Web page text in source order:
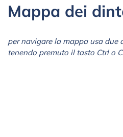
Mappa dei
per navigare la mappa usa due
tenendo premuto il tasto Ctrl o